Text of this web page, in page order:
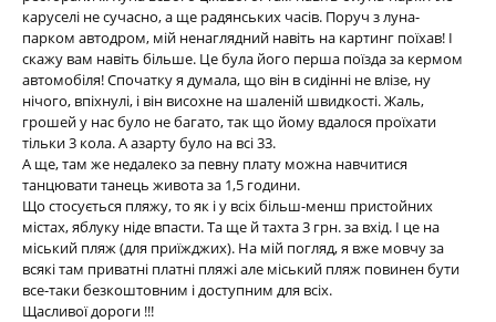
каруселі не сучасно, а ще радянських часів. Поруч з луна-
парком автодром, мій ненаглядний навіть на картинг поїхав! І
скажу вам навіть більше. Це була його перша поїзда за кермом
автомобіля! Спочатку я думала, що він в сидінні не влізе, ну
нічого, впіхнулі, і він висохне на шаленій швидкості. Жаль,
грошей у нас було не багато, так що йому вдалося проїхати
тільки 3 кола. А азарту було на всі 33.
А ще, там же недалеко за певну плату можна навчитися
танцювати танець живота за 1,5 години.
Що стосується пляжу, то як і у всіх більш-менш пристойних
містах, яблуку ніде впасти. Та ще й тахта 3 грн. за вхід. І це на
міський пляж (для приїжджих). На мій погляд, я вже мовчу за
всякі там приватні платні пляжі але міський пляж повинен бути
все-таки безкоштовним і доступним для всіх.
Щасливої дороги !!!